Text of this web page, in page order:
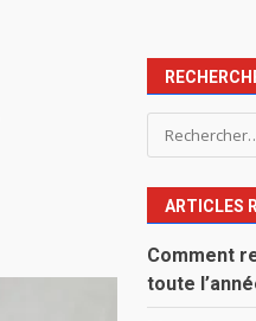
Rechercher :
ARTICLES
Comment
toute